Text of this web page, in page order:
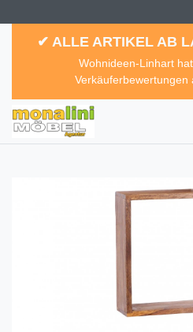
✔ ALLE ARTIKEL AB
Wohnideen-Linhart
Verkäuferbewertungen